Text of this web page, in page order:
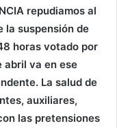
repudiamos al
la suspensión de
horas votado por
abril va en ese
La salud de
auxiliares,
las pretensiones